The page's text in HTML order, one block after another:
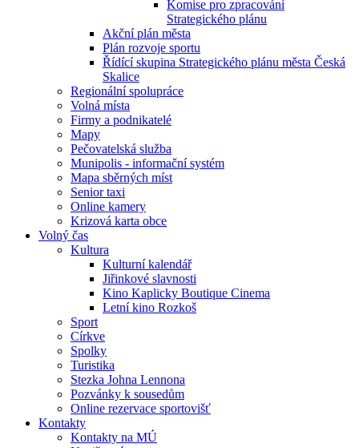
Komise pro zpracování
Strategického plánu
Akční plán města
Plán rozvoje sportu
Řídící skupina Strategického plánu města Česká
Skalice
Regionální spolupráce
Volná místa
Firmy a podnikatelé
Mapy
Pečovatelská služba
Munipolis - informační systém
Mapa sběrných míst
Senior taxi
Online kamery
Krizová karta obce
Volný čas
Kultura
Kulturní kalendář
Jiřinkové slavnosti
Kino Kaplicky Boutique Cinema
Letní kino Rozkoš
Sport
Církve
Spolky
Turistika
Stezka Johna Lennona
Pozvánky k sousedům
Online rezervace sportovišť
Kontakty
Kontakty na MÚ